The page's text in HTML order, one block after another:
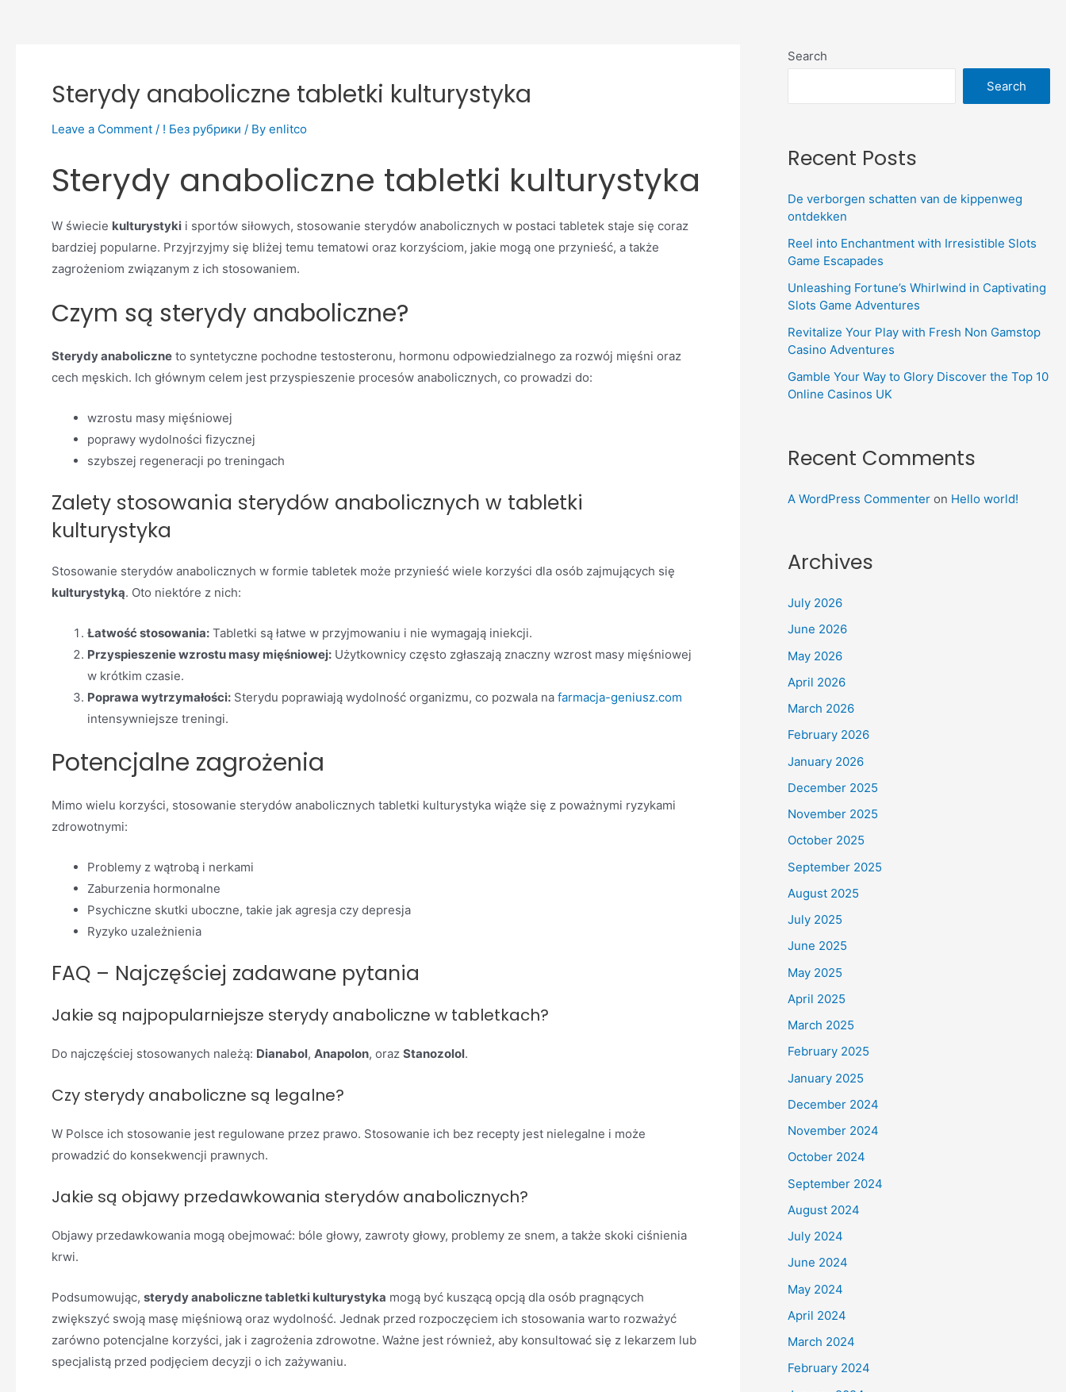
Sterydy anaboliczne tabletki kulturystyka
Leave a Comment / ! Без рубрики / By enlitco
Sterydy anaboliczne tabletki kulturystyka
W świecie kulturystyki i sportów siłowych, stosowanie sterydów anabolicznych w postaci tabletek staje się coraz
bardziej popularne. Przyjrzyjmy się bliżej temu tematowi oraz korzyściom, jakie mogą one przynieść, a także
zagrożeniom związanym z ich stosowaniem.
Czym są sterydy anaboliczne?
Sterydy anaboliczne to syntetyczne pochodne testosteronu, hormonu odpowiedzialnego za rozwój mięśni oraz
cech męskich. Ich głównym celem jest przyspieszenie procesów anabolicznych, co prowadzi do:
wzrostu masy mięśniowej
poprawy wydolności fizycznej
szybszej regeneracji po treningach
Zalety stosowania sterydów anabolicznych w tabletki
kulturystyka
Stosowanie sterydów anabolicznych w formie tabletek może przynieść wiele korzyści dla osób zajmujących się
kulturystyką. Oto niektóre z nich:
Łatwość stosowania: Tabletki są łatwe w przyjmowaniu i nie wymagają iniekcji.
Przyspieszenie wzrostu masy mięśniowej: Użytkownicy często zgłaszają znaczny wzrost masy mięśniowej
w krótkim czasie.
Poprawa wytrzymałości: Sterydu poprawiają wydolność organizmu, co pozwala na farmacja-geniusz.com
intensywniejsze treningi.
Potencjalne zagrożenia
Mimo wielu korzyści, stosowanie sterydów anabolicznych tabletki kulturystyka wiąże się z poważnymi ryzykami
zdrowotnymi:
Problemy z wątrobą i nerkami
Zaburzenia hormonalne
Psychiczne skutki uboczne, takie jak agresja czy depresja
Ryzyko uzależnienia
FAQ – Najczęściej zadawane pytania
Jakie są najpopularniejsze sterydy anaboliczne w tabletkach?
Do najczęściej stosowanych należą: Dianabol, Anapolon, oraz Stanozolol.
Czy sterydy anaboliczne są legalne?
W Polsce ich stosowanie jest regulowane przez prawo. Stosowanie ich bez recepty jest nielegalne i może
prowadzić do konsekwencji prawnych.
Jakie są objawy przedawkowania sterydów anabolicznych?
Objawy przedawkowania mogą obejmować: bóle głowy, zawroty głowy, problemy ze snem, a także skoki ciśnienia
krwi.
Podsumowując, sterydy anaboliczne tabletki kulturystyka mogą być kuszącą opcją dla osób pragnących
zwiększyć swoją masę mięśniową oraz wydolność. Jednak przed rozpoczęciem ich stosowania warto rozważyć
zarówno potencjalne korzyści, jak i zagrożenia zdrowotne. Ważne jest również, aby konsultować się z lekarzem lub
specjalistą przed podjęciem decyzji o ich zażywaniu.
Search
Search
Recent Posts
De verborgen schatten van de kippenweg
ontdekken
Reel into Enchantment with Irresistible Slots
Game Escapades
Unleashing Fortune’s Whirlwind in Captivating
Slots Game Adventures
Revitalize Your Play with Fresh Non Gamstop
Casino Adventures
Gamble Your Way to Glory Discover the Top 10
Online Casinos UK
Recent Comments
A WordPress Commenteron Hello world!
Archives
July 2026
June 2026
May 2026
April 2026
March 2026
February 2026
January 2026
December 2025
November 2025
October 2025
September 2025
August 2025
July 2025
June 2025
May 2025
April 2025
March 2025
February 2025
January 2025
December 2024
November 2024
October 2024
September 2024
August 2024
July 2024
June 2024
May 2024
April 2024
March 2024
February 2024